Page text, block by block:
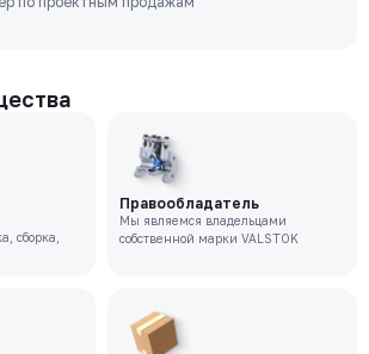
сборка,
Правообладатель
Мы являемся владельцами
собственной марки VALSTOK